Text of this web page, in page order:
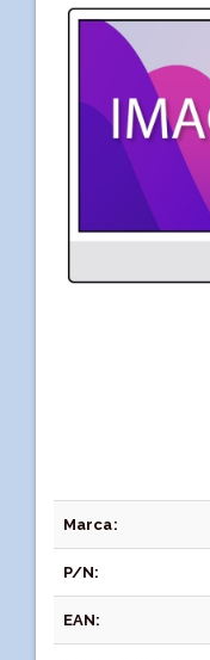
Marca:
P/N:
EAN: